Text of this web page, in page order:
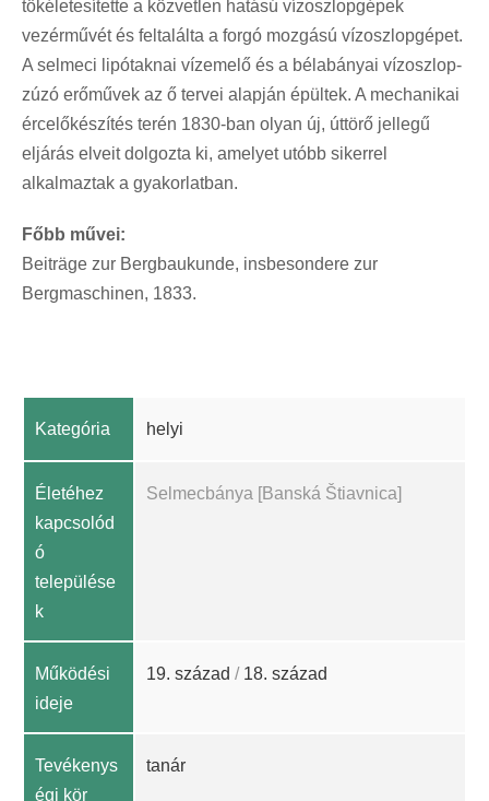
tökéletesítette a közvetlen hatású vízoszlopgépek
vezérművét és feltalálta a forgó mozgású vízoszlopgépet.
A selmeci lipótaknai vízemelő és a bélabányai vízoszlop-
zúzó erőművek az ő tervei alapján épültek. A mechanikai
ércelőkészítés terén 1830-ban olyan új, úttörő jellegű
eljárás elveit dolgozta ki, amelyet utóbb sikerrel
alkalmaztak a gyakorlatban.
Főbb művei:
Beiträge zur Bergbaukunde, insbesondere zur
Bergmaschinen, 1833.
Kategória helyi
Életéhez
kapcsolód
ó
települése
k
Selmecbánya [Banská Štiavnica]
Működési
ideje
19. század / 18. század
Tevékenys
égi kör
tanár